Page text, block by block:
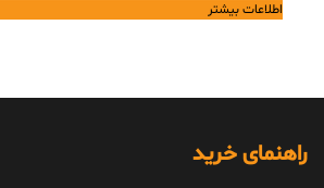
اطلاعات بیشتر
راهنمای خرید